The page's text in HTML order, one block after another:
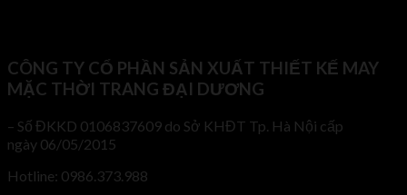
CÔNG TY CỔ PHẦN SẢN XUẤT THIẾT KẾ MAY
MẶC THỜI TRANG ĐẠI DƯƠNG
– Số ĐKKD 0106837609 do Sở KHĐT Tp. Hà Nội cấp
ngày 06/05/2015
Hotline: 0986.373.988